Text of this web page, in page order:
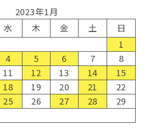
2023年1月
水 木 金 土
日
1
4 5 6 7
8
11 12 13 14
15
18 19 20 21
22
25 26 27 28
29